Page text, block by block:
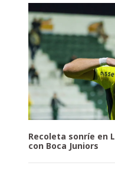
Recoleta sonríe en
con Boca Juniors